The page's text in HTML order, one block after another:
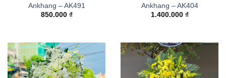
Ankhang – AK491
850.000 ₫
Ankhang – AK404
1.400.000 ₫